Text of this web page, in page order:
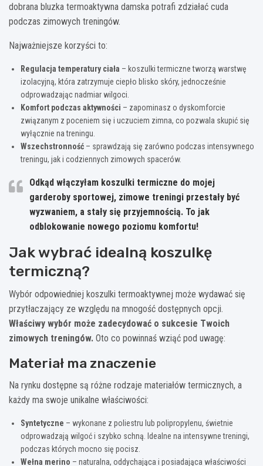
dobrana bluzka termoaktywna damska potrafi zdziałać cuda
podczas zimowych treningów.
Najważniejsze korzyści to:
Regulacja temperatury ciała – koszulki termiczne tworzą warstwę
izolacyjną, która zatrzymuje ciepło blisko skóry, jednocześnie
odprowadzając nadmiar wilgoci.
Komfort podczas aktywności – zapominasz o dyskomforcie
związanym z poceniem się i uczuciem zimna, co pozwala skupić się
wyłącznie na treningu.
Wszechstronność – sprawdzają się zarówno podczas intensywnego
treningu, jak i codziennych zimowych spacerów.
Odkąd włączyłam koszulki termiczne do mojej
garderoby sportowej, zimowe treningi przestały być
wyzwaniem, a stały się przyjemnością. To jak
odblokowanie nowego poziomu komfortu!
Jak wybrać idealną koszulkę
termiczną?
Wybór odpowiedniej koszulki termoaktywnej może wydawać się
przytłaczający ze względu na mnogość dostępnych opcji.
Właściwy wybór może zadecydować o sukcesie Twoich
zimowych treningów. Oto co powinnaś wziąć pod uwagę:
Materiał ma znaczenie
Na rynku dostępne są różne rodzaje materiałów termicznych, a
każdy ma swoje unikalne właściwości:
Syntetyczne – wykonane z poliestru lub polipropylenu, świetnie
odprowadzają wilgoć i szybko schną. Idealne na intensywne treningi,
podczas których mocno się pocisz.
Wełna merino – naturalna, oddychająca i posiadająca właściwości